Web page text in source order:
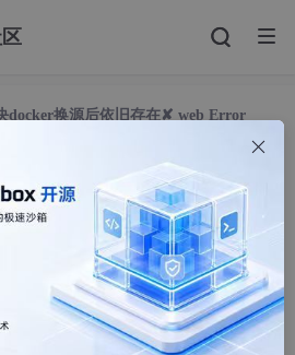
docker换源后依旧存在✘ web Error
旧存在✘ web Error Get “htt
v2/“: dial tcp.......报错
信息
12-30 10:54:11